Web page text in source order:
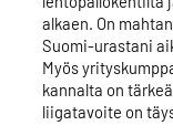
alkaen. On
Suomi-urastani
Myös
kannalta on
liigatavoite on